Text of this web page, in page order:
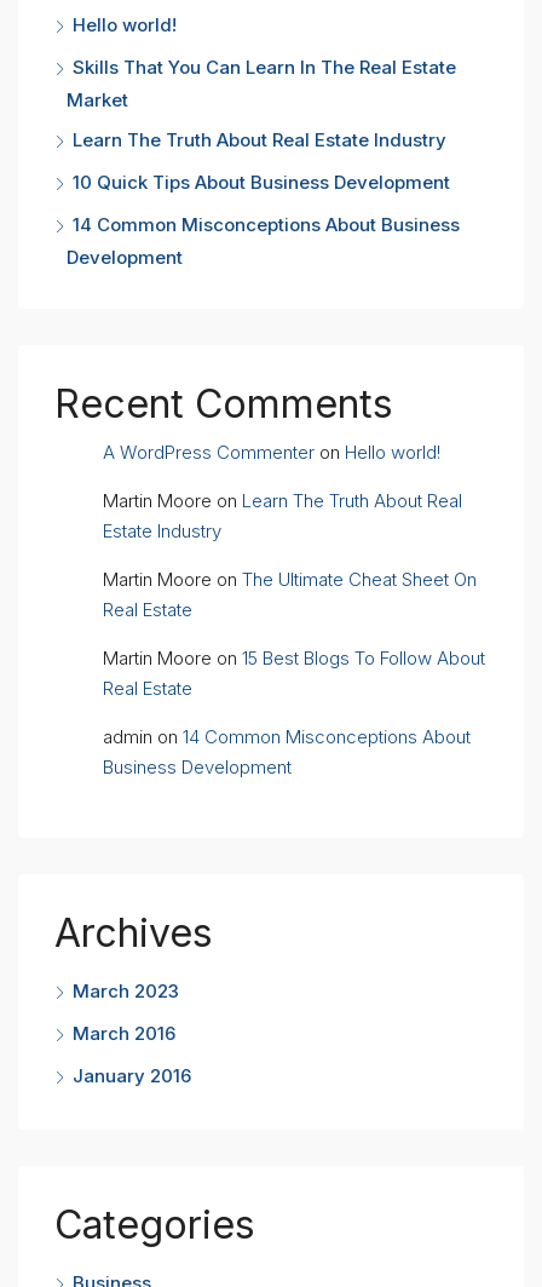
Hello world!
Skills That You Can Learn In The Real Estate
Market
Learn The Truth About Real Estate Industry
10 Quick Tips About Business Development
14 Common Misconceptions About Business
Development
Recent Comments
A WordPress Commenter on Hello world!
Martin Moore on Learn The Truth About Real
Estate Industry
Martin Moore on The Ultimate Cheat Sheet On
Real Estate
Martin Moore on 15 Best Blogs To Follow About
Real Estate
admin on 14 Common Misconceptions About
Business Development
Archives
March 2023
March 2016
January 2016
Categories